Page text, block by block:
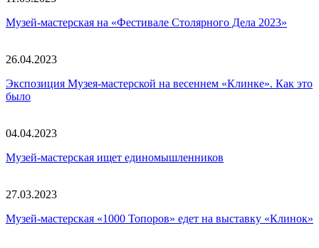
Музей-мастерская на «Фестивале Столярного Дела 2023»
26.04.2023
Экспозиция Музея-мастерской на весеннем «Клинке». Как это
было
04.04.2023
Музей-мастерская ищет единомышленников
27.03.2023
Музей-мастерская «1000 Топоров» едет на выставку «Клинок»